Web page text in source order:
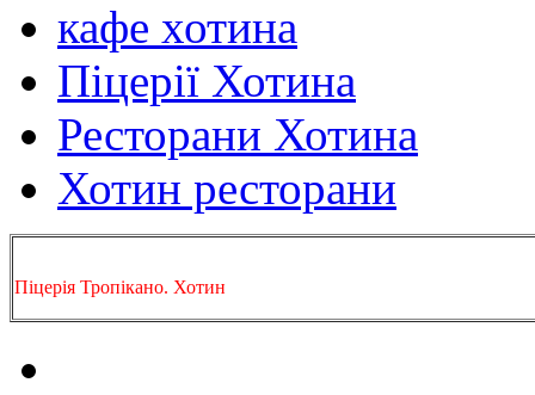
кафе хотина
Піцерії Хотина
Ресторани Хотина
Хотин ресторани
Піцерія Тропікано. Хотин